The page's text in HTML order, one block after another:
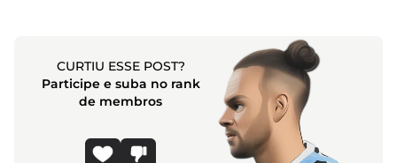
CURTIU ESSE POST?
Participe e suba no rank
de membros